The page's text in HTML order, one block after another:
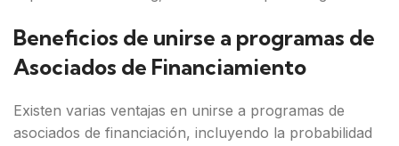
Beneficios de unirse a programas de
Asociados de Financiamiento
Existen varias ventajas en unirse a programas de
asociados de financiación, incluyendo la probabilidad